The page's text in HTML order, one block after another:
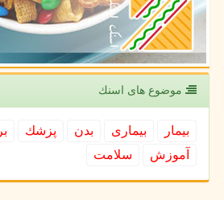
موضوع های اسنك
بیمار بیماری بدن پزشك
آموزش
سلامت